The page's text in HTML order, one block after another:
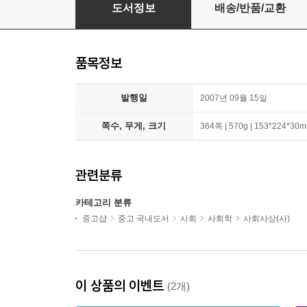
도서정보 배송/반품/교환
품목정보
발행일 2007년 09월 15일
쪽수, 무게, 크기 364쪽 | 570g |
관련분류
카테고리 분류
중고샵 중고 국내도서 사회 사회학 사회사상(사)
이 상품의 이벤트 (2개)